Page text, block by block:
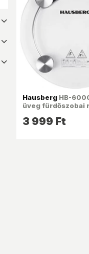
HausbergHB-
üveg fürdőszobai
3 999 Ft
dropdown_16
dropdown_16
dropdown_16